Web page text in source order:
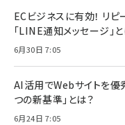
ECビジネスに有効！ リ
「LINE通知メッセージ」と
6月30日 7:05
AI活用でWebサイトを優
つの新基準」とは？
6月24日 7:05